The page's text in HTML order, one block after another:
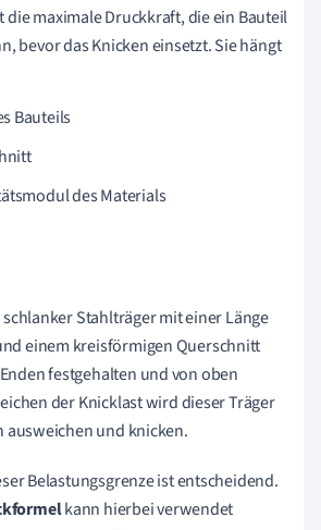
die maximale Druckkraft, die ein Bauteil
bevor das Knicken einsetzt. Sie hängt
Bauteils
des Materials
schlanker Stahlträger mit einer Länge
einem kreisförmigen Querschnitt
festgehalten und von oben
der Knicklast wird dieser Träger
ausweichen und knicken.
Belastungsgrenze ist entscheidend.
kann hierbei verwendet